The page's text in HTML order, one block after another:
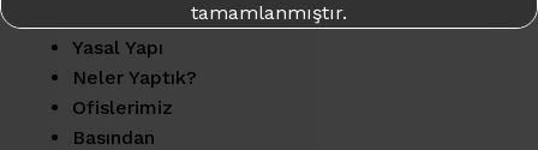
Misyon & Vizyon
Yasal Yapı
Neler Yaptık?
Ofislerimiz
Basından
tamamlanmıştır.
Daha fazla bilgi için: